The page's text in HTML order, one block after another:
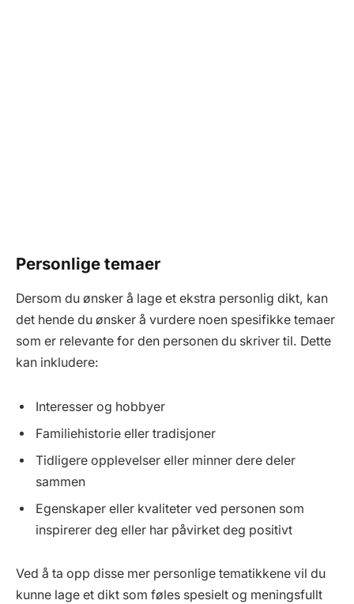
Personlige temaer
Dersom du ønsker å lage et ekstra personlig dikt, kan
det hende du ønsker å vurdere noen spesifikke temaer
som er relevante for den personen du skriver til. Dette
kan inkludere:
Interesser og hobbyer
Familiehistorie eller tradisjoner
Tidligere opplevelser eller minner dere deler
sammen
Egenskaper eller kvaliteter ved personen som
inspirerer deg eller har påvirket deg positivt
Ved å ta opp disse mer personlige tematikkene vil du
kunne lage et dikt som føles spesielt og meningsfullt